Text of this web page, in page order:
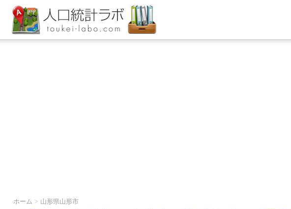
ホーム > 山形県山形市